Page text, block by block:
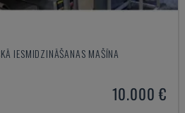
IESMIDZINĀŠANAS MAŠĪNA
10.000 €